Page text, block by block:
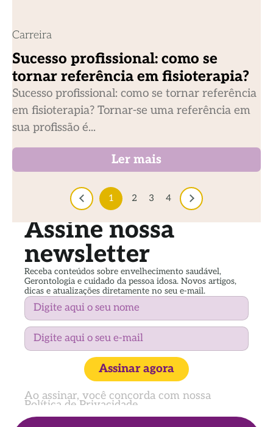
Carreira
Sucesso profissional: como se
tornar referência em fisioterapia?
Sucesso profissional: como se tornar referência
em fisioterapia? Tornar-se uma referência em
sua profissão é...
Ler mais
1 2 3 4
Assine nossa
newsletter
Receba conteúdos sobre envelhecimento saudável,
Gerontologia e cuidado da pessoa idosa. Novos artigos,
dicas e atualizações diretamente no seu e-mail.
Assinar agora
Ao assinar, você concorda com nossa
Política de Privacidade